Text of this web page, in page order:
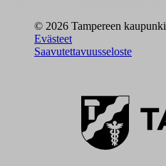
© 2026 Tampereen kaupunki
Evästeet
Saavutettavuusseloste